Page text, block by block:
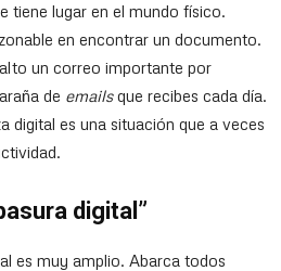
tiene lugar en el mundo físico.
en encontrar un documento.
un correo importante por
de emailsque recibes cada día.
digital es una situación que a veces
digital”
es muy amplio. Abarca todos